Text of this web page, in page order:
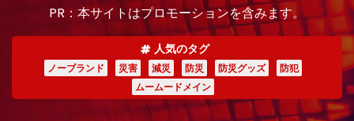
PR：本サイトはプロモーションを含みます。
人気のタグ
ノーブランド 災害 減災 防災 防災グッズ
防犯
ムームードメイン